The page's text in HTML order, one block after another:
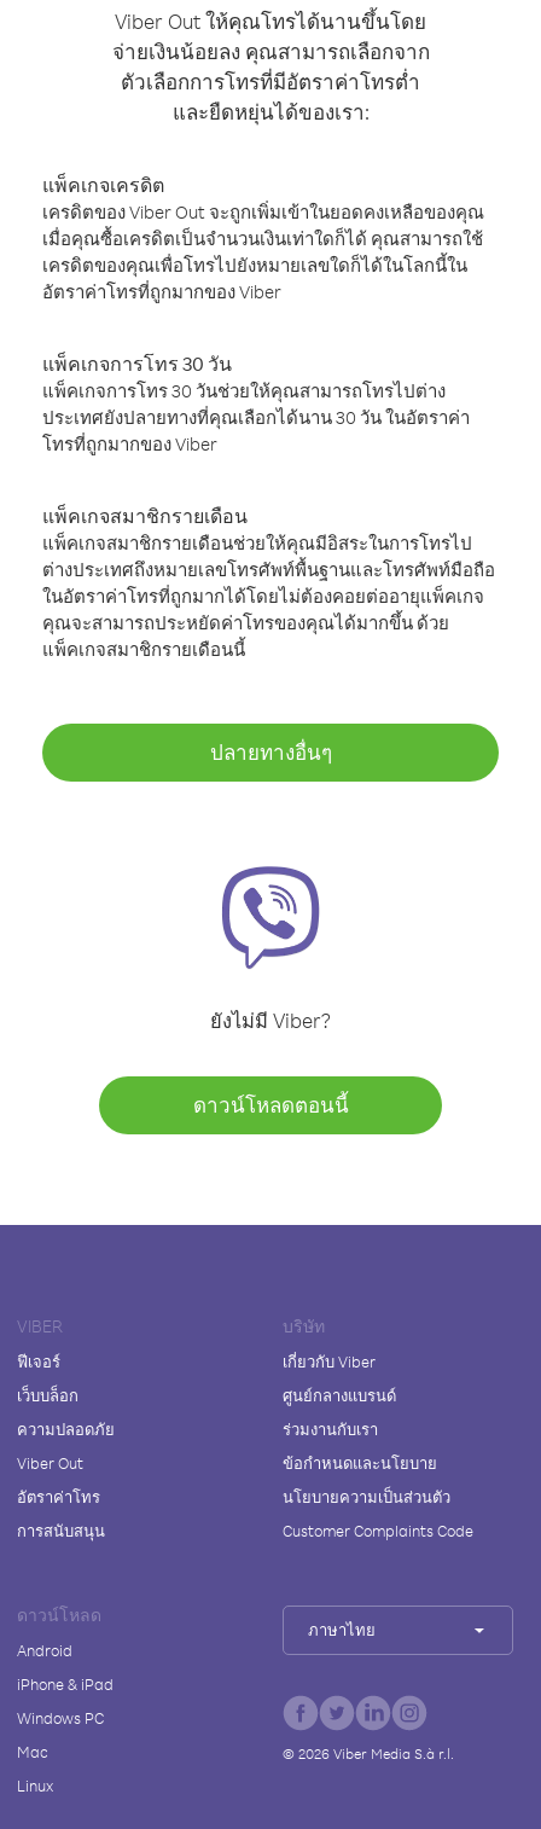
Viber Out ให้คุณโทรได้นานขึ้นโดย
จ่ายเงินน้อยลง คุณสามารถเลือกจาก
ตัวเลือกการโทรที่มีอัตราค่าโทรต่ำ
และยืดหยุ่นได้ของเรา:
แพ็คเกจเครดิต
เครดิตของ Viber Out จะถูกเพิ่มเข้าในยอดคงเหลือของคุณ
เมื่อคุณซื้อเครดิตเป็นจำนวนเงินเท่าใดก็ได้ คุณสามารถใช้
เครดิตของคุณเพื่อโทรไปยังหมายเลขใดก็ได้ในโลกนี้ใน
อัตราค่าโทรที่ถูกมากของ Viber
แพ็คเกจการโทร 30 วัน
แพ็คเกจการโทร 30 วันช่วยให้คุณสามารถโทรไปต่าง
ประเทศยังปลายทางที่คุณเลือกได้นาน 30 วัน ในอัตราค่า
โทรที่ถูกมากของ Viber
แพ็คเกจสมาชิกรายเดือน
แพ็คเกจสมาชิกรายเดือนช่วยให้คุณมีอิสระในการโทรไป
ต่างประเทศถึงหมายเลขโทรศัพท์พื้นฐานและโทรศัพท์มือถือ
ในอัตราค่าโทรที่ถูกมากได้โดยไม่ต้องคอยต่ออายุแพ็คเกจ
คุณจะสามารถประหยัดค่าโทรของคุณได้มากขึ้น ด้วย
แพ็คเกจสมาชิกรายเดือนนี้
ปลายทางอื่นๆ
ยังไม่มี Viber?
ดาวน์โหลดตอนนี้
VIBER
ฟีเจอร์
เว็บบล็อก
ความปลอดภัย
Viber Out
อัตราค่าโทร
การสนับสนุน
บริษัท
เกี่ยวกับ Viber
ศูนย์กลางแบรนด์
ร่วมงานกับเรา
ข้อกำหนดและนโยบาย
นโยบายความเป็นส่วนตัว
Customer Complaints Code
ดาวน์โหลด
Android
iPhone & iPad
Windows PC
Mac
Linux
ภาษาไทย
© 2026Viber Media S.à r.l.